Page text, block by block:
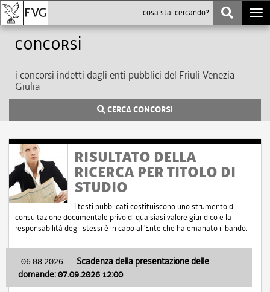
Concorsi
i concorsi indetti dagli enti pubblici del Friuli Venezia
Giulia
CERCA CONCORSI
RISULTATO DELLA
RICERCA PER TITOLO DI
STUDIO
I testi pubblicati costituiscono uno strumento di
consultazione documentale privo di qualsiasi valore giuridico e la
responsabilità degli stessi è in capo all'Ente che ha emanato il bando.
06.08.2026 - Scadenza della presentazione delle
domande: 07.09.2026 12:00